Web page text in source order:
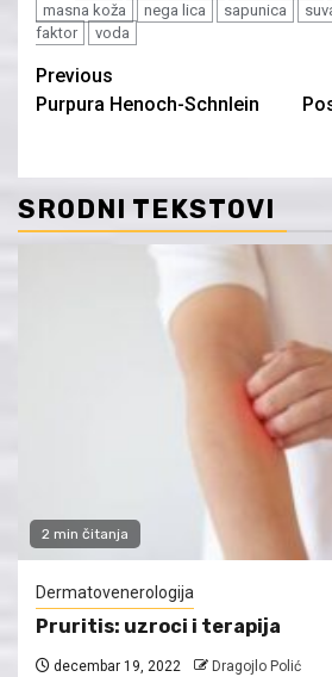
masna koža
nega lica sapunica
faktor
voda
Continue
Reading
Previous
Purpura Henoch-Schӧnlein
SRODNI TEKSTOVI
2 min čitanja
Dermatovenerologija
Pruritis: uzroci i terapija
decembar 19, 2022 Dragojlo Polić